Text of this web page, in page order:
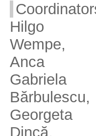
Hilgo
Wempe,
Anca
Gabriela
Bărbulescu,
Georgeta
Dincă,